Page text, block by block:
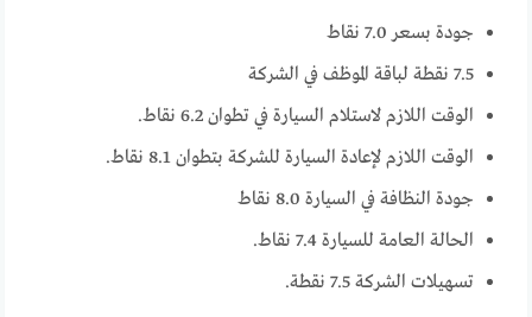
جودة بسعر 7.0 نقاط
7.5 نقطة لباقة الموظف في الشركة
الوقت اللازم لاستلام السيارة في تطوان 6.2 نقاط.
الوقت اللازم لإعادة السيارة للشركة بتطوان 8.1 نقاط.
جودة النظافة في السيارة 8.0 نقاط
الحالة العامة للسيارة 7.4 نقاط.
تسهيلات الشركة 7.5 نقطة.